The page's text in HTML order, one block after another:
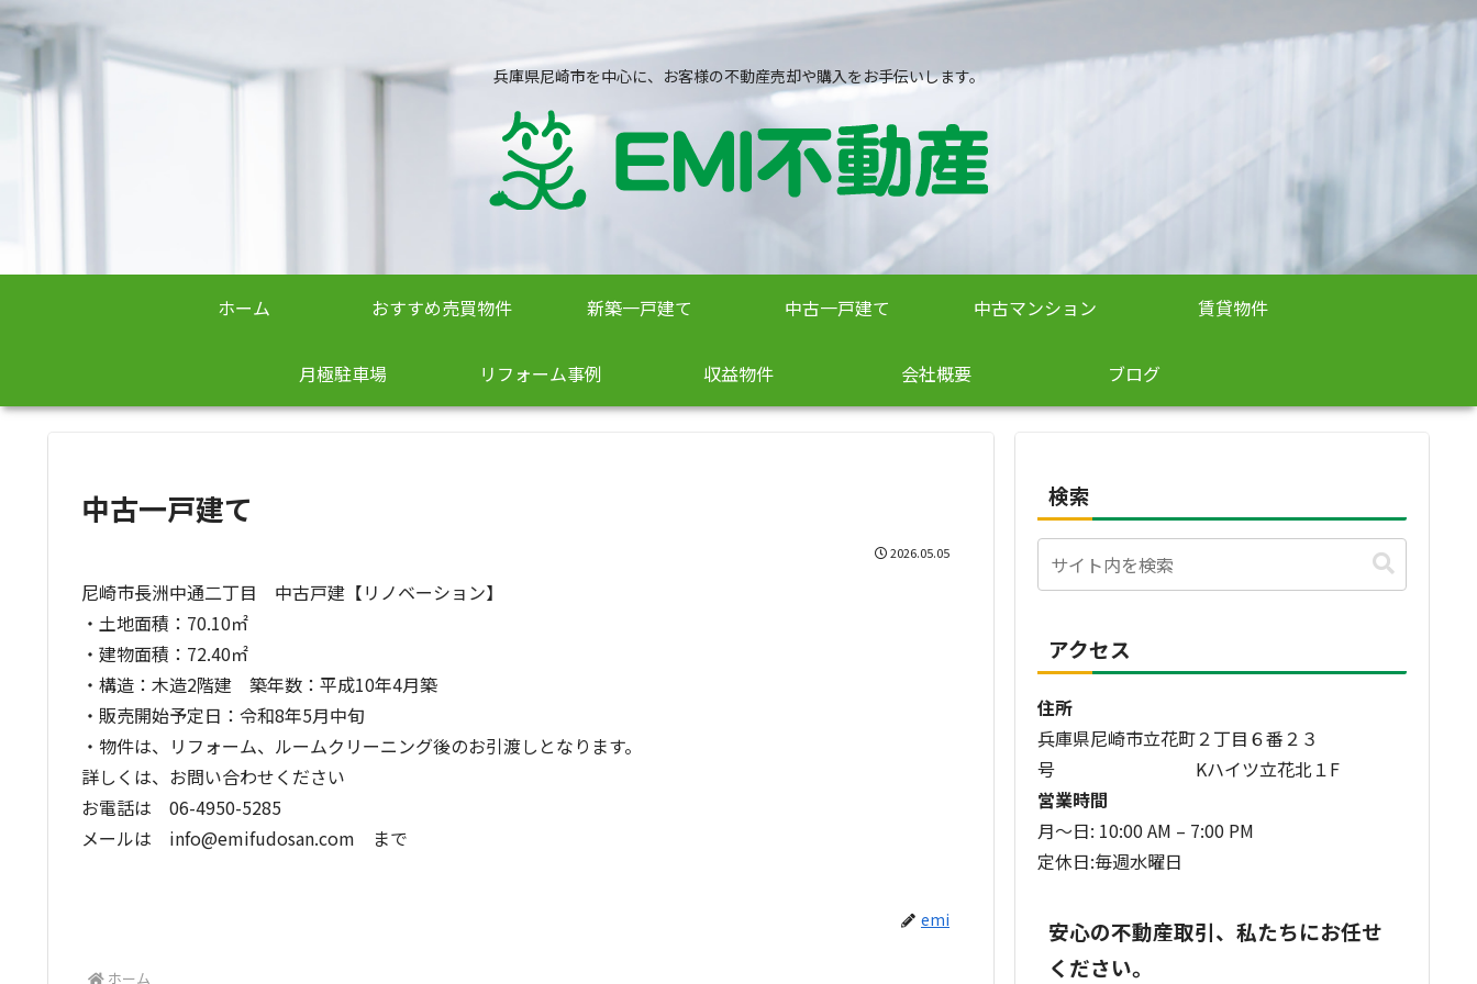
兵庫県尼崎市を中心に、お客様の不動産売却や購入をお手伝いします。
ホーム おすすめ売買物件 新築一戸建て 中古一戸建て 中古マンション 賃貸物件
月極駐車場 リフォーム事例 収益物件 会社概要 ブログ
中古一戸建て
2026.05.05
尼崎市長洲中通二丁目 中古戸建【リノベーション】
・土地面積：70.10㎡
・建物面積：72.40㎡
・構造：木造2階建 築年数：平成10年4月築
・販売開始予定日：令和8年5月中旬
・物件は、リフォーム、ルームクリーニング後のお引渡しとなります。
詳しくは、お問い合わせください
お電話は 06-4950-5285
メールは info@emifudosan.com まで
emi
ホーム
検索
アクセス
住所
兵庫県尼崎市立花町２丁目６番２３
号 Kハイツ立花北１F
営業時間
月〜日: 10:00 AM – 7:00 PM
定休日:毎週水曜日
安心の不動産取引、私たちにお任せ
ください。